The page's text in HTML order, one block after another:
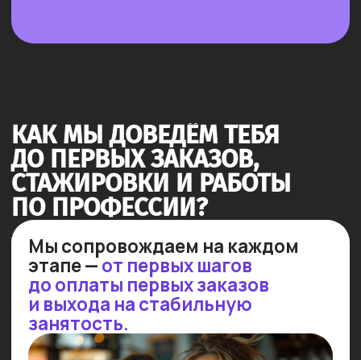
Результат: уверенность
на собеседовании и растущие
шансы на успех!
Стажируемся в реальных
проектах
успевающих студентов в более,
чем 50 ведущих IT-компаниях.
30% стажировок заканчиваются
трудоустройством!
Результат: практика в реальных
проектах с последующим
приглашением на работу!